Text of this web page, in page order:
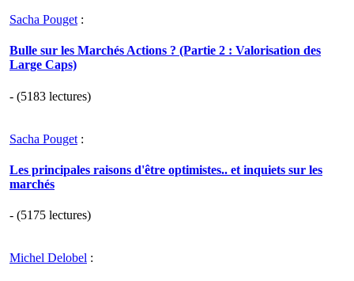
Sacha Pouget :
Bulle sur les Marchés Actions ? (Partie 2 : Valorisation des
Large Caps)
- (5183 lectures)
Sacha Pouget :
Les principales raisons d'être optimistes.. et inquiets sur les
marchés
- (5175 lectures)
Michel Delobel :